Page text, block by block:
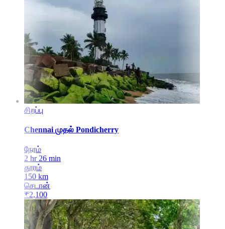
சிறப்பு
Chennai முதல் Pondicherry
நேரம்
2 hr 26 min
தூரம்
150 km
செடான்
₹2,100